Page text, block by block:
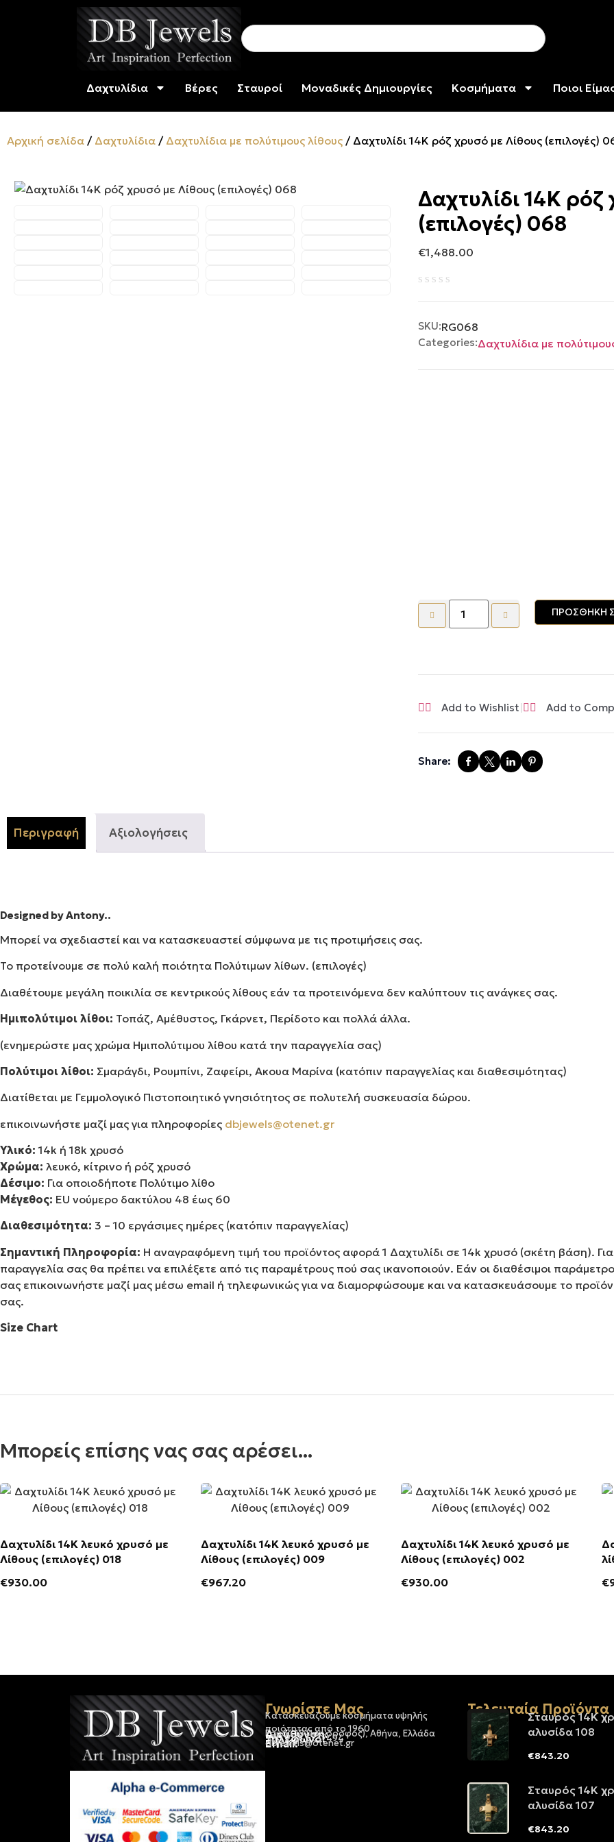
Δαχτυλίδια Βέρες Σταυροί Μοναδικές Δημιουργίες Κοσμήματα Ποιοι
Αρχική σελίδα / Δαχτυλίδια / Δαχτυλίδια με πολύτιμους λίθους / Δαχτυλίδι 14Κ ρόζ χρυσό με Λίθους (επιλογές)
Δαχτυλίδι 14Κ
(επιλογές) 068
€1,488.00
0
από
5
SKU:RG068
Categories:Δαχτυλίδια με
ΠΡΟΣΘΉΚΗ
Add to Wishlist| Add to
Share:
Περιγραφή Αξιολογήσεις
Designed by Antony..
Μπορεί να σχεδιαστεί και να κατασκευαστεί σύμφωνα με τις προτιμήσεις σας.
Το προτείνουμε σε πολύ καλή ποιότητα Πολύτιμων λίθων. (επιλογές)
Διαθέτουμε μεγάλη ποικιλία σε κεντρικούς λίθους εάν τα προτεινόμενα δεν καλύπτουν τις ανάγκες σας.
Ημιπολύτιμοι λίθοι: Τοπάζ, Αμέθυστος, Γκάρνετ, Περίδοτο και πολλά άλλα.
(ενημερώστε μας χρώμα Ημιπολύτιμου λίθου κατά την παραγγελία σας)
Πολύτιμοι λίθοι: Σμαράγδι, Ρουμπίνι, Ζαφείρι, Ακουα Μαρίνα (κατόπιν παραγγελίας και διαθεσιμότητας)
Διατίθεται με Γεμμολογικό Πιστοποιητικό γνησιότητος σε πολυτελή συσκευασία δώρου.
επικοινωνήστε μαζί μας για πληροφορίες dbjewels@otenet.gr
Υλικό: 14k ή 18k χρυσό
Χρώμα: λευκό, κίτρινο ή ρόζ χρυσό
Δέσιμο: Για οποιοδήποτε Πολύτιμο λίθο
Μέγεθος: EU νούμερο δακτύλου 48 έως 60
Διαθεσιμότητα: 3 – 10 εργάσιμες ημέρες (κατόπιν παραγγελίας)
Σημαντική Πληροφορία: Η αναγραφόμενη τιμή του προϊόντος αφορά 1 Δαχτυλίδι σε 14k χρυσό (σκέτη βάση).
παραγγελία σας θα πρέπει να επιλέξετε από τις παραμέτρους πού σας ικανοποιούν. Εάν οι διαθέσιμοι
σας επικοινωνήστε μαζί μας μέσω email ή τηλεφωνικώς για να διαμορφώσουμε και να κατασκευάσουμε το
σας.
Size Chart
Μπορείς επίσης νας σας αρέσει...
Δαχτυλίδι 14Κ λευκό χρυσό με
Λίθους (επιλογές) 018
€930.00
Δαχτυλίδι 14Κ λευκό χρυσό με
Λίθους (επιλογές) 009
€967.20
Δαχτυλίδι 14Κ λευκό χρυσό με
Λίθους (επιλογές) 002
€930.00 €
Γνωρίστε Μας
Κατασκευάζουμε κοσμήματα υψηλής
ποιότητας από το 1960
Διεύθυνση:
Ερμού 18 (1ος όροφος), Αθήνα, Ελλάδα
Τηλέφωνο:
+30 210-3237494
Email:
dbjewels@otenet.gr
Τελευταία Προϊόντα
Σταυρός 14Κ
αλυσίδα 108
€843.20
Σταυρός 14Κ
αλυσίδα 107
€843.20